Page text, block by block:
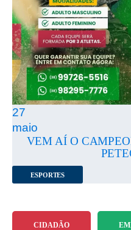
27
maio
VEM AÍ O
ESPORTES
CIDADÃO